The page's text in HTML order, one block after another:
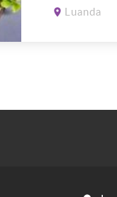
Luanda